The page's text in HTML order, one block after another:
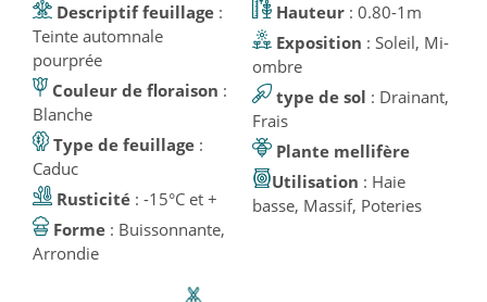
Descriptif feuillage :
Teinte automnale
pourprée
Couleur de floraison :
Blanche
Type de feuillage :
Caduc
Rusticité : -15°C et +
Forme : Buissonnante,
Arrondie
Hauteur: 0.80-1m
Exposition : Soleil, Mi-
ombre
type de sol : Drainant,
Frais
Plante mellifère
Utilisation : Haie
basse, Massif, Poteries